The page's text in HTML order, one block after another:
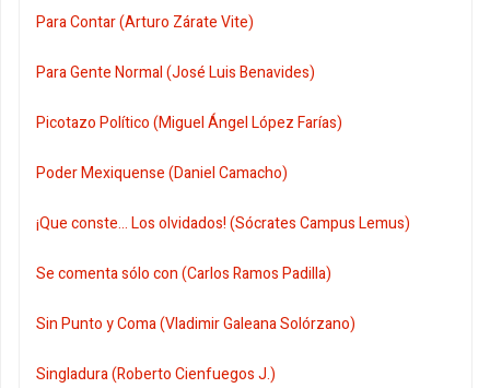
Para Contar (Arturo Zárate Vite)
Para Gente Normal (José Luis Benavides)
Picotazo Político (Miguel Ángel López Farías)
Poder Mexiquense (Daniel Camacho)
¡Que conste... Los olvidados! (Sócrates Campus Lemus)
Se comenta sólo con (Carlos Ramos Padilla)
Sin Punto y Coma (Vladimir Galeana Solórzano)
Singladura (Roberto Cienfuegos J.)